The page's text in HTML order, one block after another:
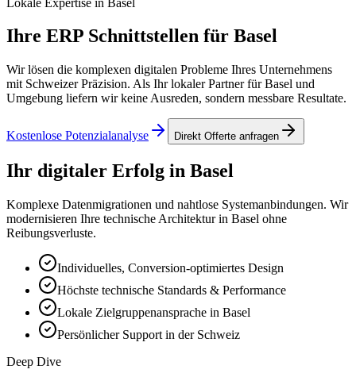
Ihre ERP Schnittstellen für Basel
Wir lösen die komplexen digitalen Probleme Ihres Unternehmens
mit Schweizer Präzision. Als Ihr lokaler Partner fürBasel und
Umgebung liefern wir keine Ausreden, sondern messbare Resultate.
Kostenlose Potenzialanalyse Direkt Offerte anfragen
Ihr digitaler Erfolg in Basel
Komplexe Datenmigrationen und nahtlose Systemanbindungen. Wir
modernisieren Ihre technische Architektur in Basel ohne
Reibungsverluste.
Individuelles, Conversion-optimiertes Design
Höchste technische Standards & Performance
Lokale Zielgruppenansprache in Basel
Persönlicher Support in der Schweiz
Deep Dive